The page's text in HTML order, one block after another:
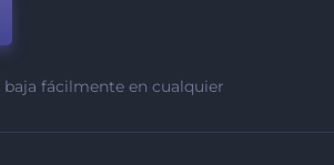
baja fácilmente en cualquier